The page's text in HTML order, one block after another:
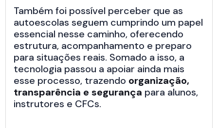
Também foi possível perceber que as
autoescolas seguem cumprindo um papel
essencial nesse caminho, oferecendo
estrutura, acompanhamento e preparo
para situações reais. Somado a isso, a
tecnologia passou a apoiar ainda mais
esse processo, trazendo organização,
transparência e segurança para alunos,
instrutores e CFCs.